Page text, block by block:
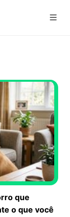
que
o que você